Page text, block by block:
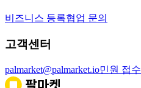
비즈니스 등록협업 문의
고객센터
palmarket@palmarket.io민원 접수